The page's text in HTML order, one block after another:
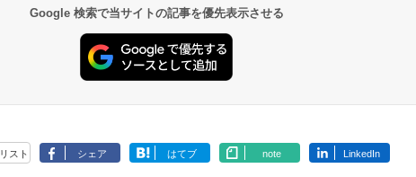
10,450円～
19,541円～
7,950円～
5,758円～
Google 検索で当サイトの記事を優先表示させる
リスト シェア はてブ note LinkedIn